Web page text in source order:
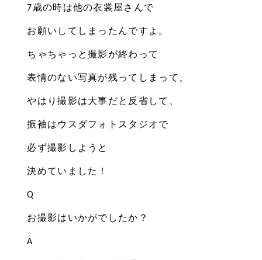
7歳の時は他の衣裳屋さんで
お願いしてしまったんですよ。
ちゃちゃっと撮影が終わって
表情のない写真が残ってしまって、
やはり撮影は大事だと反省して、
振袖はウスダフォトスタジオで
必ず撮影しようと
決めていました！
Q
お撮影はいかがでしたか？
A